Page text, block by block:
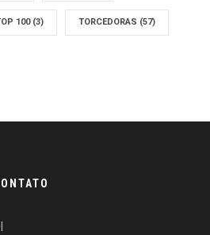
100 (3) TORCEDORAS (57)